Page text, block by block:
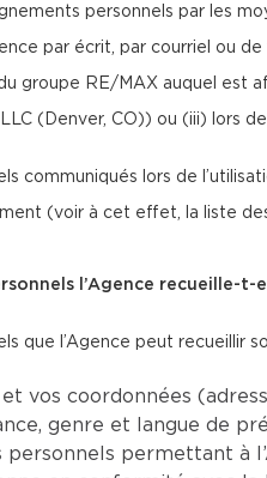
personnels par les
par écrit, par courriel ou
groupe RE/MAX auquel est
(Denver, CO)) ou (iii) lors
communiqués lors de
(voir à cet effet, la liste
l’Agence recueille-t-
que l’Agence peut recueillir
vos coordonnées
genre et langue de
personnels permettant à